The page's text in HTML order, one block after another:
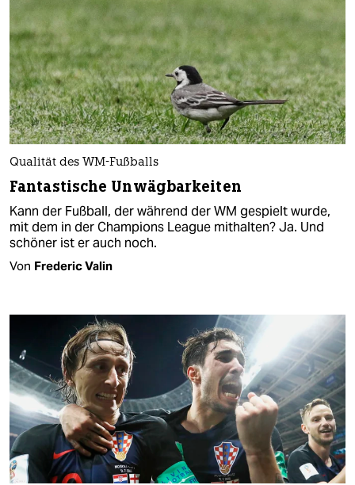
Qualität des WM-Fußballs
Fantastische Unwägbarkeiten
Kann der Fußball, der während der WM gespielt wurde,
mit dem in der Champions League mithalten? Ja. Und
schöner ist er auch noch.
Von Frederic Valin